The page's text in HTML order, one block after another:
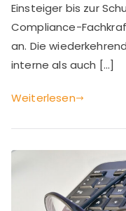
Einsteiger bis zur
Compliance-
an. Die
interne als auch […]
Weiterlesen